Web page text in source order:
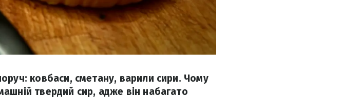
ковбаси, сметану, варили сири. Чому
твердий сир, адже він набагато